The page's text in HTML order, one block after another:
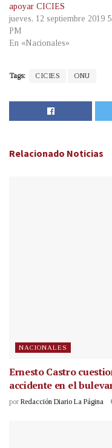
apoyar CICIES
jueves, 12 septiembre 2019
PM
En «Nacionales»
Tags: CICIES ONU
Relacionado Noticias
NACIONALES
Ernesto Castro
accidente en el
por Redacción Diario La Página